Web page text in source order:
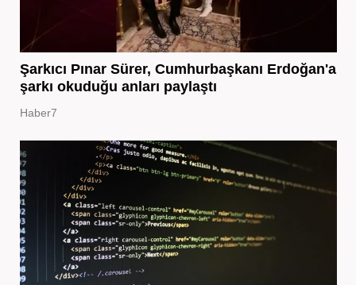
Şarkıcı Pınar Sürer, Cumhurbaşkanı Erdoğan'a
şarkı okuduğu anları paylaştı
Haber7